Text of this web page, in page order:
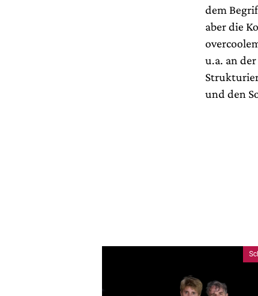
dem
aber die
u.a. an
und den